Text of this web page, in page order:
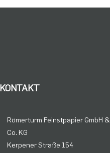
KONTAKT
Römerturm Feinstpapier GmbH &
Co. KG
Kerpener Straße 154